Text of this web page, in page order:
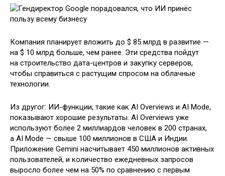
Компания планирует вложить до $ 85 млрд в развитие —
на $ 10 млрд больше, чем ранее. Эти средства пойдут
на строительство дата-центров и закупку серверов,
чтобы справиться с растущим спросом на облачные
технологии.
Из другог: ИИ-функции, такие как AI Overviews и AI Mode,
показывают хорошие результаты. AI Overviews уже
используют более 2 миллиардов человек в 200 странах,
а AI Mode — свыше 100 миллионов в США и Индии.
Приложение Gemini насчитывает 450 миллионов активных
пользователей, и количество ежедневных запросов
выросло более чем на 50% по сравнению с первым